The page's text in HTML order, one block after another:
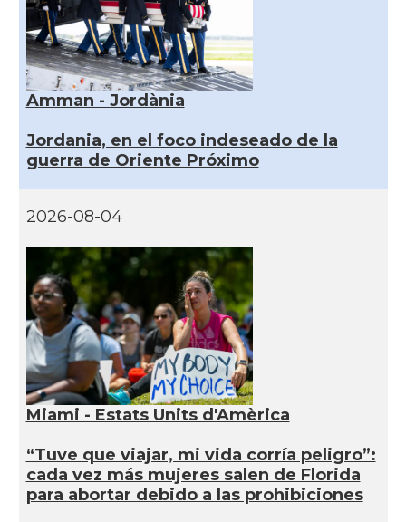
Amman - Jordània
Jordania, en el foco indeseado de la
guerra de Oriente Próximo
2026-08-04
Miami - Estats Units d'Amèrica
“Tuve que viajar, mi vida corría peligro”:
cada vez más mujeres salen de Florida
para abortar debido a las prohibiciones